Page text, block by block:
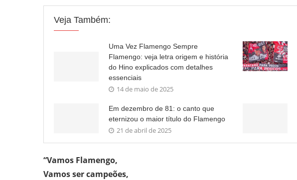
Veja Também:
Uma Vez Flamengo Sempre
Flamengo: veja letra origem e história
do Hino explicados com detalhes
essenciais
14 de maio de 2025
Em dezembro de 81: o canto que
eternizou o maior título do Flamengo
21 de abril de 2025
“Vamos Flamengo,
Vamos ser campeões,